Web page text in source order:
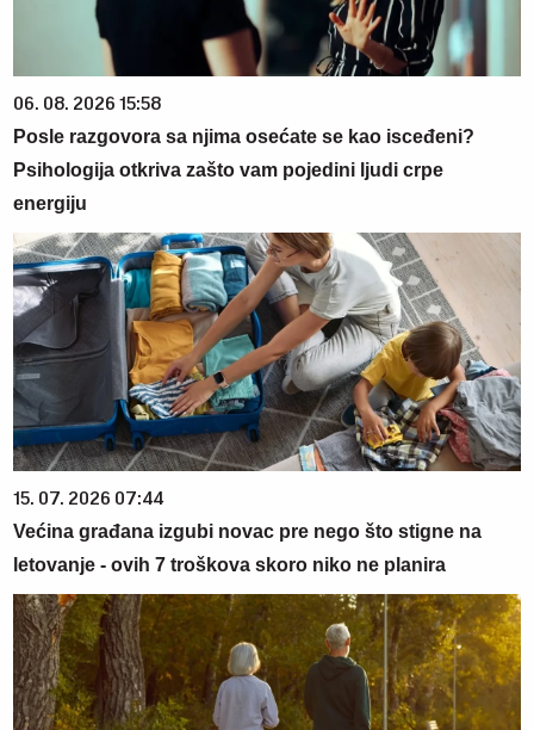
06. 08. 2026 15:58
Posle razgovora sa njima osećate se kao isceđeni?
Psihologija otkriva zašto vam pojedini ljudi crpe
energiju
15. 07. 2026 07:44
Većina građana izgubi novac pre nego što stigne na
letovanje - ovih 7 troškova skoro niko ne planira